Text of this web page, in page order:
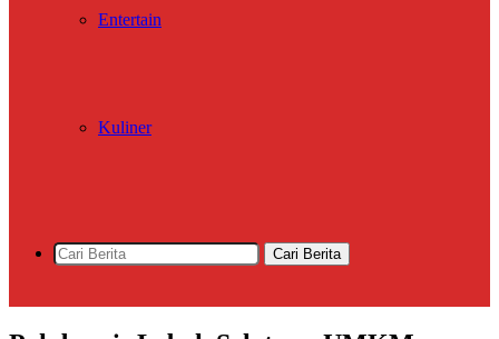
Entertain
Kuliner
Cari Berita